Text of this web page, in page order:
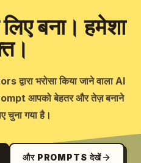
बना। हमेशा
भरोसा किया जाने वाला AI
आपको बेहतर और तेज़ बनाने
चुना गया है।
और PROMPTS देखें